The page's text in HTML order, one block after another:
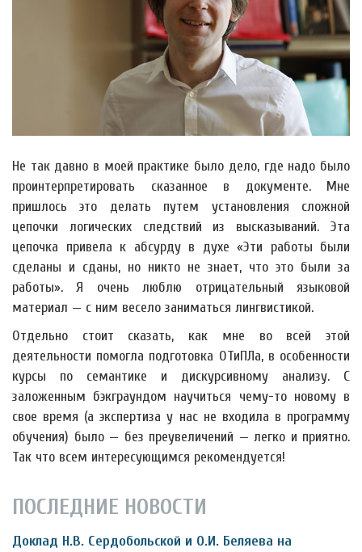
Не так давно в моей практике было дело, где надо было
проинтерпретировать сказанное в документе. Мне
пришлось это делать путем установления сложной
цепочки логических следствий из высказываний. Эта
цепочка привела к абсурду в духе «Эти работы были
сделаны и сданы, но никто не знает, что это были за
работы». Я очень люблю отрицательный языковой
материал — с ним весело заниматься лингвистикой.
Отдельно стоит сказать, как мне во всей этой
деятельности помогла подготовка ОТиПЛа, в особенности
курсы по семантике и дискурсивному анализу. С
заложенным бэкграундом научиться чему-то новому в
свое время (а экспертиза у нас не входила в программу
обучения) было — без преувеличений — легко и приятно.
Так что всем интересующимся рекомендуется!
ПОСЛЕДНИЕ НОВОСТИ
Доклад Н.В. Сердобольской и О.И. Беляева на